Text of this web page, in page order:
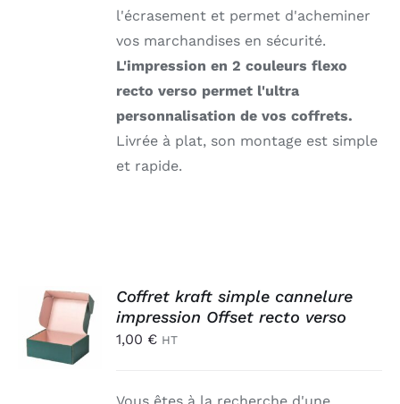
l'écrasement et permet d'acheminer
vos marchandises en sécurité.
L'impression en 2 couleurs flexo
recto verso permet l'ultra
personnalisation de vos coffrets.
Livrée à plat, son montage est simple
et rapide.
AJOUTER
AU
PANIER
/
DÉTAILS
Coffret kraft simple cannelure
impression Offset recto verso
1,00 € HT
Vous êtes à la recherche d'une